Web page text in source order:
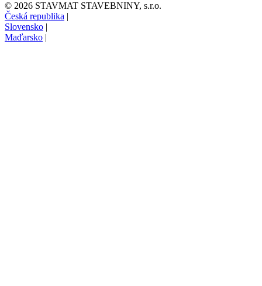
© 2026 STAVMAT STAVEBNINY, s.r.o.
Česká republika |
Slovensko |
Maďarsko |